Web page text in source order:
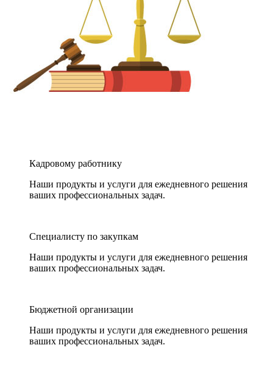
Кадровому работнику
Наши продукты и услуги для ежедневного решения
ваших профессиональных задач.
Специалисту по закупкам
Наши продукты и услуги для ежедневного решения
ваших профессиональных задач.
Бюджетной организации
Наши продукты и услуги для ежедневного решения
ваших профессиональных задач.